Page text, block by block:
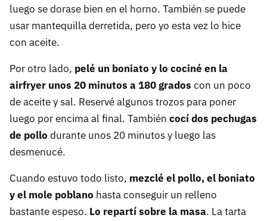
luego se dorase bien en el horno. También se puede
usar mantequilla derretida, pero yo esta vez lo hice
con aceite.
Por otro lado, pelé un boniato y lo cociné en la
airfryer unos 20 minutos a 180 grados con un poco
de aceite y sal. Reservé algunos trozos para poner
luego por encima al final. También cocí dos pechugas
de pollo durante unos 20 minutos y luego las
desmenucé.
Cuando estuvo todo listo, mezclé el pollo, el boniato
y el mole poblano hasta conseguir un relleno
bastante espeso. Lo repartí sobre la masa. La tarta